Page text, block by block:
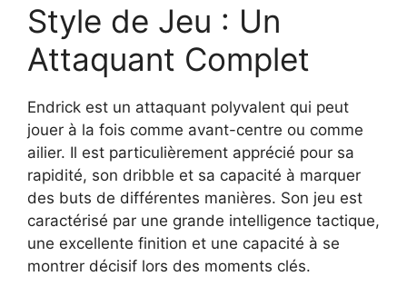
Style de Jeu : Un
Attaquant Complet
Endrick est un attaquant polyvalent qui peut
jouer à la fois comme avant-centre ou comme
ailier. Il est particulièrement apprécié pour sa
rapidité, son dribble et sa capacité à marquer
des buts de différentes manières. Son jeu est
caractérisé par une grande intelligence tactique,
une excellente finition et une capacité à se
montrer décisif lors des moments clés.